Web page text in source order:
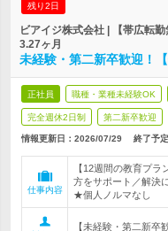
残り2日
ビアイジ株式会社 | 【帯広転
3.27ヶ月
未経験・第二新卒歓迎！
正社員 職種・業種未経験OK
完全週休2日制 第二新卒歓迎
情報更新日：2026/07/29 終了予定
仕事内容
【12週間の教育プ
方をサポート／解決
★個人ノルマなし
【未経験・第二新